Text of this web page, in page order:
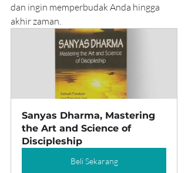
dan ingin memperbudak Anda hingga
akhir zaman.
Sanyas Dharma, Mastering
the Art and Science of
Discipleship
Beli Sekarang